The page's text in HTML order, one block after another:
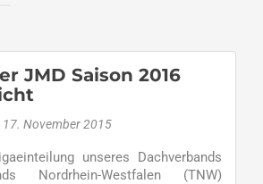
JMD Saison 2016
17. November 2015
unseres Dachverbands
Nordrhein-Westfalen (TNW)